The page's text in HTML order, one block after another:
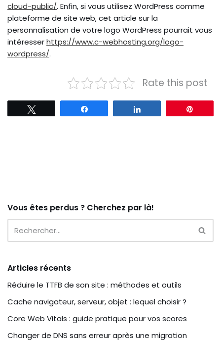
cloud-public/. Enfin, si vous utilisez WordPress comme
plateforme de site web, cet article sur la
personnalisation de votre logo WordPress pourrait vous
intéresserhttps://www.c-webhosting.org/logo-
wordpress/.
Rate this post
Vous êtes perdus ? Cherchez par là!
Articles récents
Réduire le TTFB de son site : méthodes et outils
Cache navigateur, serveur, objet : lequel choisir ?
Core Web Vitals : guide pratique pour vos scores
Changer de DNS sans erreur après une migration